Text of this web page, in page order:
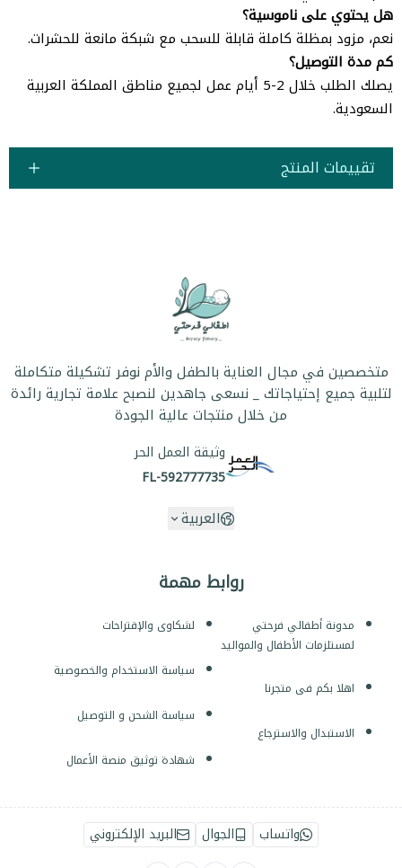
هل يحتوي على ناموسية؟
نعم، مزود بمظلة كاملة قابلة للسحب مع شبكة مانعة للحشرات.
كم مدة التوصيل؟
يصلك الطلب خلال 2-5 أيام عمل لجميع مناطق المملكة العربية
السعودية.
تقييمات المنتج
روابط مهمة
مدونة أطفالي فرحتي
لمستلزمات الأطفال والمواليد
اهلا بكم فى متجرنا
الاستبدال والاسترجاع
لشكاوى والإقتراحات
سياسة الاستخدام والخصوصية
سياسة الشحن و التوصيل
شهادة توثيق منصة الأعمال
متخصصين في مجال العناية بالطفل والأم نوفر تشكيلة متكاملة
لتلبية جميع إحتياجاتك _ نسعى جاهدين لنصبح علامة تجارية رائدة
من خلال منتجات عالية الجودة
وثيقة العمل الحر
FL-592777735
العربية
واتساب الجوال البريد الإلكتروني